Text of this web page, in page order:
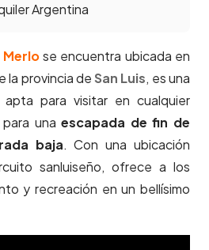
Argentina
Merlose encuentra ubicada en
la provincia de San Luis, es una
apta para visitar en cualquier
para unaescapada de fin de
baja. Con una ubicación
sanluiseño, ofrece a los
y recreación en un bellísimo